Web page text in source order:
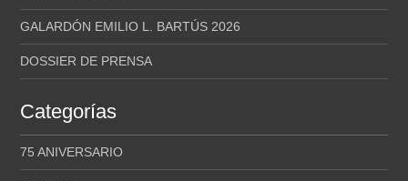
GALARDÓN EMILIO L. BARTÚS 2026
DOSSIER DE PRENSA
Categorías
75 ANIVERSARIO